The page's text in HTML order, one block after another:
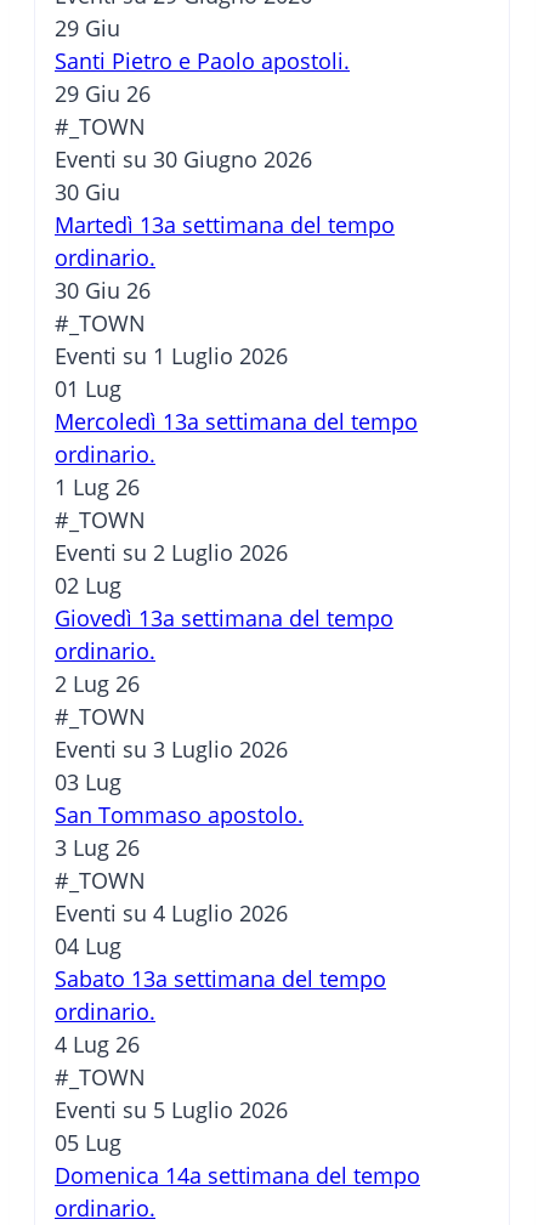
29 Giu
Santi Pietro e Paolo apostoli.
29 Giu 26
#_TOWN
Eventi su 30 Giugno 2026
30 Giu
Martedì 13a settimana del tempo
ordinario.
30 Giu 26
#_TOWN
Eventi su 1 Luglio 2026
01 Lug
Mercoledì 13a settimana del tempo
ordinario.
1 Lug 26
#_TOWN
Eventi su 2 Luglio 2026
02 Lug
Giovedì 13a settimana del tempo
ordinario.
2 Lug 26
#_TOWN
Eventi su 3 Luglio 2026
03 Lug
San Tommaso apostolo.
3 Lug 26
#_TOWN
Eventi su 4 Luglio 2026
04 Lug
Sabato 13a settimana del tempo
ordinario.
4 Lug 26
#_TOWN
Eventi su 5 Luglio 2026
05 Lug
Domenica 14a settimana del tempo
ordinario.